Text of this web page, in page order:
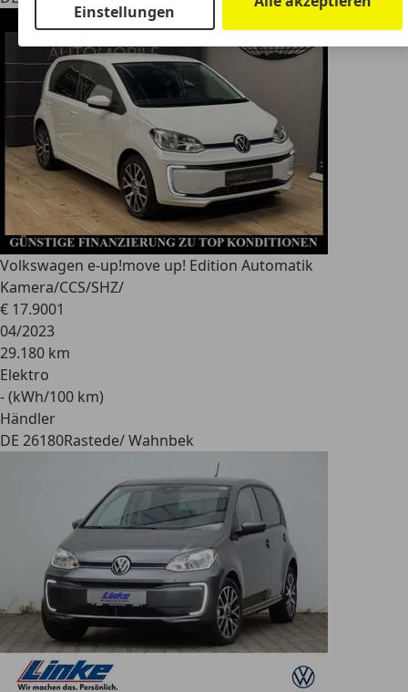
Volkswagen e-up!move up! Edition Automatik
Kamera/CCS/SHZ/
€ 17.9001
04/2023
29.180 km
Elektro
- (kWh/100 km)
Händler
DE 26180Rastede/ Wahnbek
Einstellungen